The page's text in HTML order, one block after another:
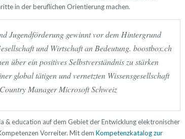
in der beruflichen Orientierung machen.
Jugendförderung gewinnt vor dem Hintergrund
und Wirtschaft an Bedeutung. boostbox.ch
über ein positives Selbstverständnis zu stärken
global tätigen und vernetzten Wissensgesellschaft
Manager Microsoft Schweiz
& education auf dem Gebiet der Entwicklung elektronischer
Vorreiter. Mit dem Kompetenzkatalog zur